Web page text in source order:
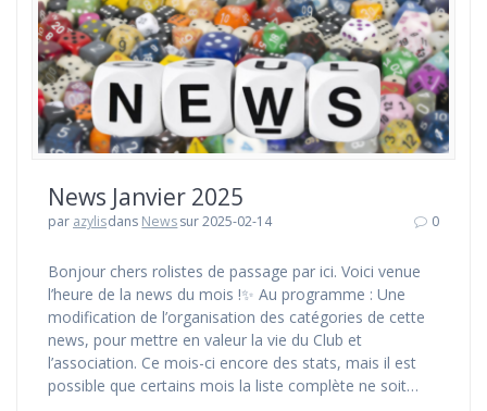
News Janvier 2025
par azylisdans Newssur 2025-02-14 0
Bonjour chers rolistes de passage par ici. Voici venue
l’heure de la news du mois !✨ Au programme : Une
modification de l’organisation des catégories de cette
news, pour mettre en valeur la vie du Club et
l’association. Ce mois-ci encore des stats, mais il est
possible que certains mois la liste complète ne soit…